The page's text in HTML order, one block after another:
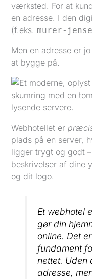
værksted. For at
en adresse. I den
(f.eks. murer-
Men en adresse er
at bygge på.
Webhotellet er
plads på en server,
ligger trygt og godt
beskrivelser af dine
og dit logo.
Et webhotel
gør din
online. Det
fundament
nettet. Uden
adresse,